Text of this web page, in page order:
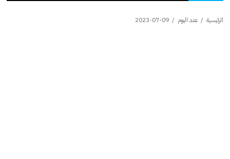
الرئيسية / عدد اليوم /
2023-07-09